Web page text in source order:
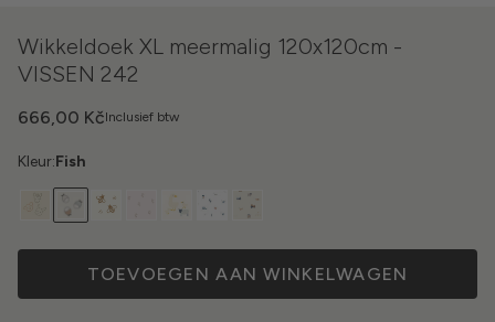
Wikkeldoek XL meermalig 120x120cm -
VISSEN 242
Inclusief btw
666,00 Kč
Kleur:Fish
TOEVOEGEN AAN WINKELWAGEN